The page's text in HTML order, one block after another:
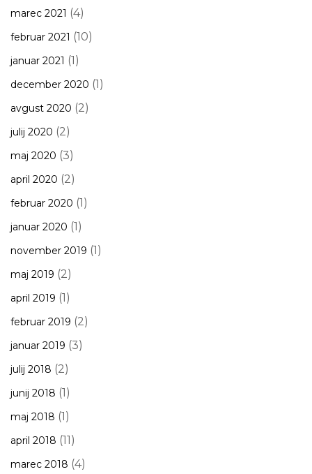
marec 2021 (4)
februar 2021 (10)
januar 2021 (1)
december 2020 (1)
avgust 2020 (2)
julij 2020 (2)
maj 2020 (3)
april 2020 (2)
februar 2020 (1)
januar 2020 (1)
november 2019 (1)
maj 2019 (2)
april 2019 (1)
februar 2019 (2)
januar 2019 (3)
julij 2018 (2)
junij 2018 (1)
maj 2018 (1)
april 2018 (11)
marec 2018 (4)